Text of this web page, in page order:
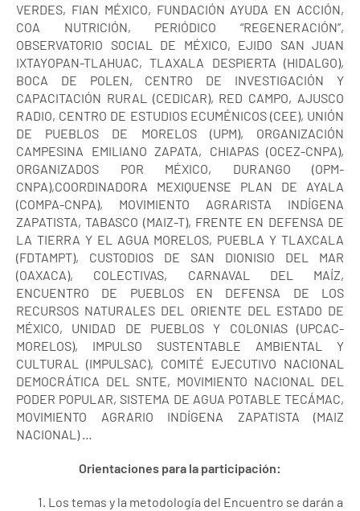
VERDES, FIAN MÉXICO, FUNDACIÓN AYUDA EN ACCIÓN,
COA NUTRICIÓN, PERIÓDICO “REGENERACIÓN”,
OBSERVATORIO SOCIAL DE MÉXICO, EJIDO SAN JUAN
IXTAYOPAN-TLAHUAC, TLAXALA DESPIERTA (HIDALGO),
BOCA DE POLEN, CENTRO DE INVESTIGACIÓN Y
CAPACITACIÓN RURAL (CEDICAR), RED CAMPO, AJUSCO
RADIO, CENTRO DE ESTUDIOS ECUMÉNICOS (CEE), UNIÓN
DE PUEBLOS DE MORELOS (UPM), ORGANIZACIÓN
CAMPESINA EMILIANO ZAPATA, CHIAPAS (OCEZ-CNPA),
ORGANIZADOS POR MÉXICO, DURANGO (OPM-
CNPA),COORDINADORA MEXIQUENSE PLAN DE AYALA
(COMPA-CNPA), MOVIMIENTO AGRARISTA INDÍGENA
ZAPATISTA, TABASCO (MAIZ-T), FRENTE EN DEFENSA DE
LA TIERRA Y EL AGUA MORELOS, PUEBLA Y TLAXCALA
(FDTAMPT), CUSTODIOS DE SAN DIONISIO DEL MAR
(OAXACA), COLECTIVAS, CARNAVAL DEL MAÍZ,
ENCUENTRO DE PUEBLOS EN DEFENSA DE LOS
RECURSOS NATURALES DEL ORIENTE DEL ESTADO DE
MÉXICO, UNIDAD DE PUEBLOS Y COLONIAS (UPCAC-
MORELOS), IMPULSO SUSTENTABLE AMBIENTAL Y
CULTURAL (IMPULSAC), COMITÉ EJECUTIVO NACIONAL
DEMOCRÁTICA DEL SNTE, MOVIMIENTO NACIONAL DEL
PODER POPULAR, SISTEMA DE AGUA POTABLE TECÁMAC,
MOVIMIENTO AGRARIO INDÍGENA ZAPATISTA (MAIZ
NACIONAL) …
Orientaciones para la participación:
Los temas y la metodología del Encuentro se darán a